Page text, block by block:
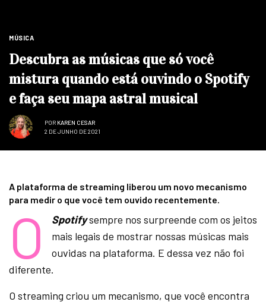
MÚSICA
Descubra as músicas que só você
mistura quando está ouvindo o Spotify
e faça seu mapa astral musical
POR KAREN CESAR
2 DE JUNHO DE 2021
A plataforma de streaming liberou um novo mecanismo
para medir o que você tem ouvido recentemente.
O Spotifysempre nos surpreende com os jeitos
mais legais de mostrar nossas músicas mais
ouvidas na plataforma. E dessa vez não foi
diferente.
O streaming criou um mecanismo, que você encontra